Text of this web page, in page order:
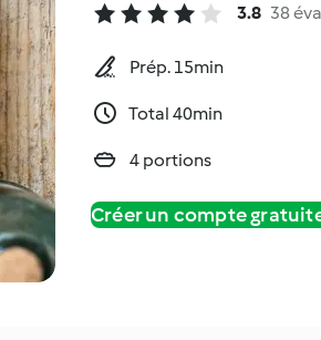
3.8 38
Prép. 15min
Total 40min
4 portions
Créer un compte